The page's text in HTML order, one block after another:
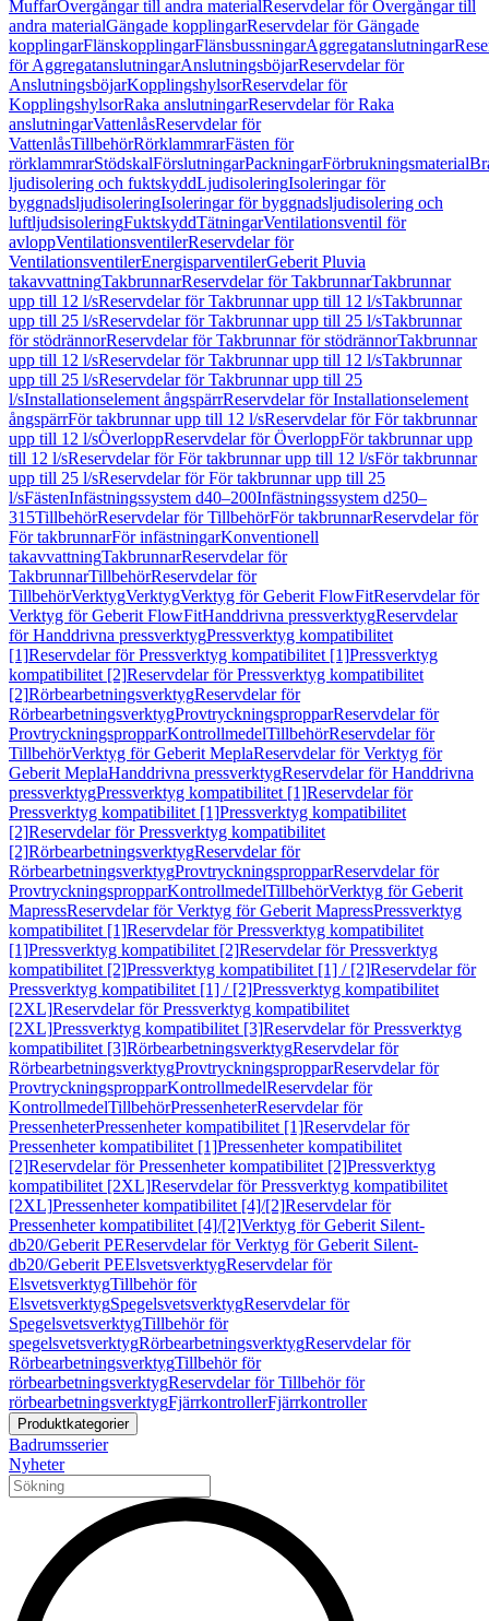
MuffarÖvergångar till andra materialReservdelar för Övergångar till
andra materialGängade kopplingarReservdelar för Gängade
kopplingarFlänskopplingarFlänsbussningarAggregatanslutningar
för AggregatanslutningarAnslutningsböjarReservdelar för
AnslutningsböjarKopplingshylsorReservdelar för
KopplingshylsorRaka anslutningarReservdelar för Raka
anslutningarVattenlåsReservdelar för
VattenlåsTillbehörRörklammrarFästen för
rörklammrarStödskalFörslutningarPackningarFörbrukningsmaterial
ljudisolering och fuktskyddLjudisoleringIsoleringar för
byggnadsljudisoleringIsoleringar för byggnadsljudisolering och
luftljudsisoleringFuktskyddTätningarVentilationsventil för
avloppVentilationsventilerReservdelar för
VentilationsventilerEnergisparventilerGeberit Pluvia
takavvattningTakbrunnarReservdelar för TakbrunnarTakbrunnar
upp till 12 l/sReservdelar för Takbrunnar upp till 12 l/sTakbrunnar
upp till 25 l/sReservdelar för Takbrunnar upp till 25 l/sTakbrunnar
för stödrännorReservdelar för Takbrunnar för stödrännorTakbrunnar
upp till 12 l/sReservdelar för Takbrunnar upp till 12 l/sTakbrunnar
upp till 25 l/sReservdelar för Takbrunnar upp till 25
l/sInstallationselement ångspärrReservdelar för Installationselement
ångspärrFör takbrunnar upp till 12 l/sReservdelar för För takbrunnar
upp till 12 l/sÖverloppReservdelar för ÖverloppFör takbrunnar upp
till 12 l/sReservdelar för För takbrunnar upp till 12 l/sFör takbrunnar
upp till 25 l/sReservdelar för För takbrunnar upp till 25
l/sFästenInfästningssystem d40–200Infästningssystem d250–
315TillbehörReservdelar för TillbehörFör takbrunnarReservdelar för
För takbrunnarFör infästningarKonventionell
takavvattningTakbrunnarReservdelar för
TakbrunnarTillbehörReservdelar för
TillbehörVerktygVerktygVerktyg för Geberit FlowFitReservdelar för
Verktyg för Geberit FlowFitHanddrivna pressverktygReservdelar
för Handdrivna pressverktygPressverktyg kompatibilitet
[1]Reservdelar för Pressverktyg kompatibilitet [1]Pressverktyg
kompatibilitet [2]Reservdelar för Pressverktyg kompatibilitet
[2]RörbearbetningsverktygReservdelar för
RörbearbetningsverktygProvtryckningspropparReservdelar för
ProvtryckningspropparKontrollmedelTillbehörReservdelar för
TillbehörVerktyg för Geberit MeplaReservdelar för Verktyg för
Geberit MeplaHanddrivna pressverktygReservdelar för Handdrivna
pressverktygPressverktyg kompatibilitet [1]Reservdelar för
Pressverktyg kompatibilitet [1]Pressverktyg kompatibilitet
[2]Reservdelar för Pressverktyg kompatibilitet
[2]RörbearbetningsverktygReservdelar för
RörbearbetningsverktygProvtryckningspropparReservdelar för
ProvtryckningspropparKontrollmedelTillbehörVerktyg för Geberit
MapressReservdelar för Verktyg för Geberit MapressPressverktyg
kompatibilitet [1]Reservdelar för Pressverktyg kompatibilitet
[1]Pressverktyg kompatibilitet [2]Reservdelar för Pressverktyg
kompatibilitet [2]Pressverktyg kompatibilitet [1] / [2]Reservdelar för
Pressverktyg kompatibilitet [1] / [2]Pressverktyg kompatibilitet
[2XL]Reservdelar för Pressverktyg kompatibilitet
[2XL]Pressverktyg kompatibilitet [3]Reservdelar för Pressverktyg
kompatibilitet [3]RörbearbetningsverktygReservdelar för
RörbearbetningsverktygProvtryckningspropparReservdelar för
ProvtryckningspropparKontrollmedelReservdelar för
KontrollmedelTillbehörPressenheterReservdelar för
PressenheterPressenheter kompatibilitet [1]Reservdelar för
Pressenheter kompatibilitet [1]Pressenheter kompatibilitet
[2]Reservdelar för Pressenheter kompatibilitet [2]Pressverktyg
kompatibilitet [2XL]Reservdelar för Pressverktyg kompatibilitet
[2XL]Pressenheter kompatibilitet [4]/[2]Reservdelar för
Pressenheter kompatibilitet [4]/[2]Verktyg för Geberit Silent-
db20/Geberit PEReservdelar för Verktyg för Geberit Silent-
db20/Geberit PEElsvetsverktygReservdelar för
ElsvetsverktygTillbehör för
ElsvetsverktygSpegelsvetsverktygReservdelar för
SpegelsvetsverktygTillbehör för
spegelsvetsverktygRörbearbetningsverktygReservdelar för
RörbearbetningsverktygTillbehör för
rörbearbetningsverktygReservdelar för Tillbehör för
rörbearbetningsverktygFjärrkontrollerFjärrkontroller
Produktkategorier
Badrumsserier
Nyheter